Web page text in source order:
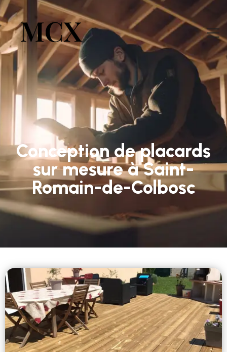
Conception de placards
sur mesure à Saint-
Romain-de-Colbosc